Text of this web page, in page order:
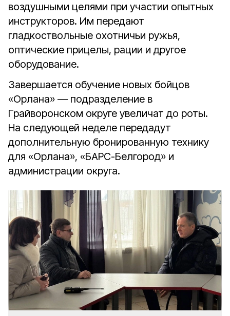
воздушными целями при участии опытных
инструкторов. Им передают
гладкоствольные охотничьи ружья,
оптические прицелы, рации и другое
оборудование.
Завершается обучение новых бойцов
«Орлана» — подразделение в
Грайворонском округе увеличат до роты.
На следующей неделе передадут
дополнительную бронированную технику
для «Орлана», «БАРС-Белгород» и
администрации округа.